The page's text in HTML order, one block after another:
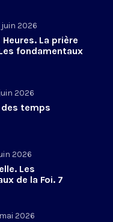
2026
La prière
fondamentaux
2026
des temps
2026
Les
de la Foi. 7
2026